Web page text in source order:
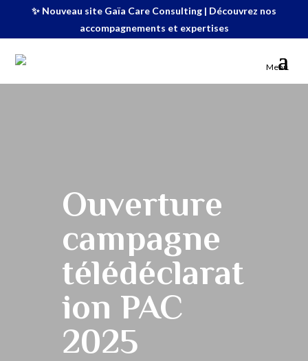
✨ Nouveau site Gaïa Care Consulting | Découvrez nos
accompagnements et expertises
Menu
Ouverture
campagne
télédéclarat
ion PAC
2025